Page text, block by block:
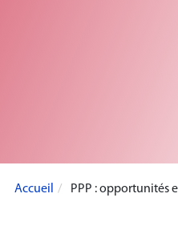
Accueil PPP : opportunités